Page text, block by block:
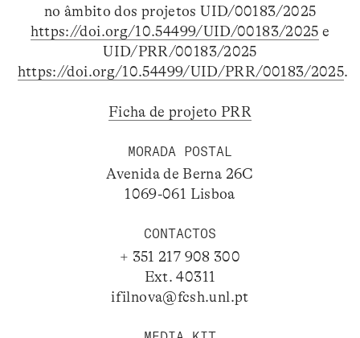
no âmbito dos projetos UID/00183/2025
https://doi.org/10.54499/UID/00183/2025 e
UID/PRR/00183/2025
https://doi.org/10.54499/UID/PRR/00183/2025.
Ficha de projeto PRR
MORADA POSTAL
Avenida de Berna 26C
1069-061 Lisboa
CONTACTOS
+ 351 217 908 300
Ext. 40311
ifilnova@fcsh.unl.pt